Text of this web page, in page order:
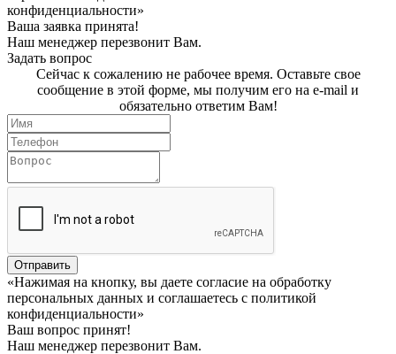
конфиденциальности»
Ваша заявка принята!
Наш менеджер перезвонит Вам.
Задать вопрос
Сейчас к сожалению не рабочее время. Оставьте свое
сообщение в этой форме, мы получим его на e-mail и
обязательно ответим Вам!
Отправить
«Нажимая на кнопку, вы даете согласие на обработку
персональных данных и соглашаетесь c политикой
конфиденциальности»
Ваш вопрос принят!
Наш менеджер перезвонит Вам.